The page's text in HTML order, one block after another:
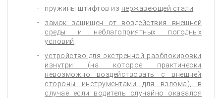
пружины штифтов из нержавеющей стали;
замок защищен от воздействия внешней
среды и неблагоприятных погодных
условий;
устройство для экстренной разблокировки
изнутри (на которое практически
невозможно воздействовать с внешней
стороны инструментами для взлома), в
случае если водитель случайно оказался